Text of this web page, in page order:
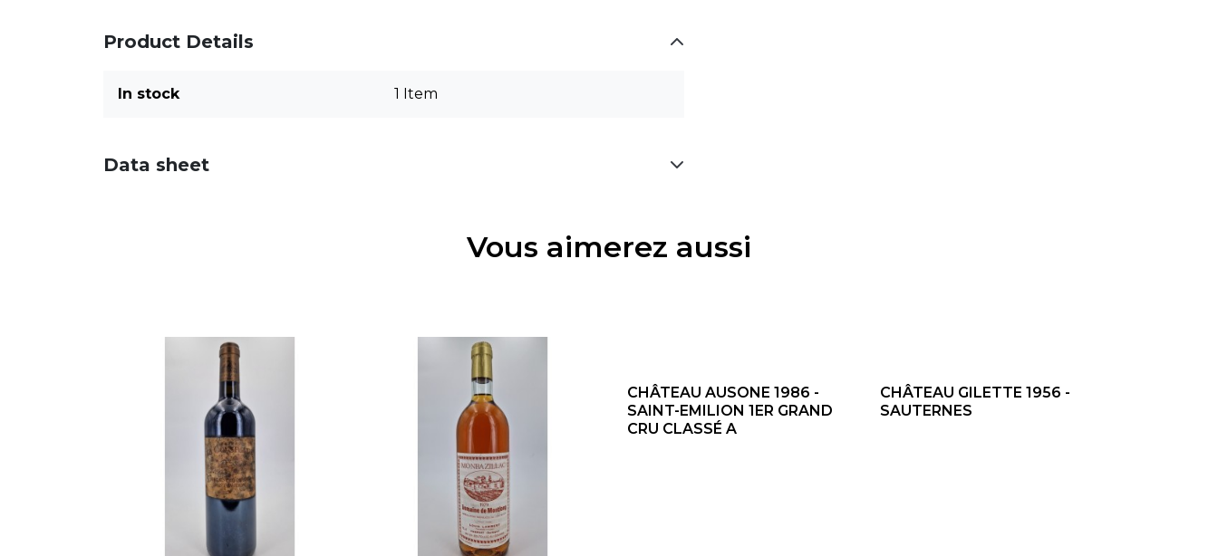
Product Details
In stock 1 Item
Data sheet
Vous aimerez aussi
CHÂTEAU AUSONE 1986 -
SAINT-EMILION 1ER GRAND
CRU CLASSÉ A
CHÂTEAU GILETTE 1956 -
SAUTERNES